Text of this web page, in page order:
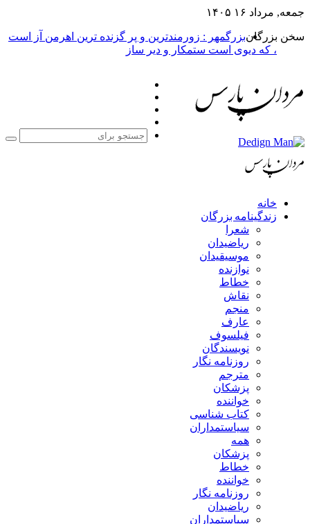
جمعه, مرداد ۱۶ ۱۴۰۵
سخن بزرگانبزرگمهر : زورمندترین و پر گزنده ترین اهرمن آز است
، که دیوی است ستمکار و دیر ساز
خانه
زندگینامه بزرگان
شعرا
ریاضیدان
موسیقیدان
نوازنده
خطاط
نقاش
منجم
عارف
فیلسوف
نویسندگان
روزنامه نگار
مترجم
پزشکان
خواننده
کتاب شناسی
سیاستمداران
همه
پزشکان
خطاط
خواننده
روزنامه نگار
ریاضیدان
سیاستمداران